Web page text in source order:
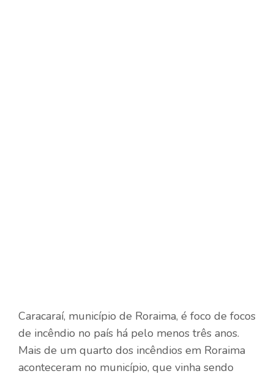
Caracaraí, município de Roraima, é foco de focos
de incêndio no país há pelo menos três anos.
Mais de um quarto dos incêndios em Roraima
aconteceram no município, que vinha sendo